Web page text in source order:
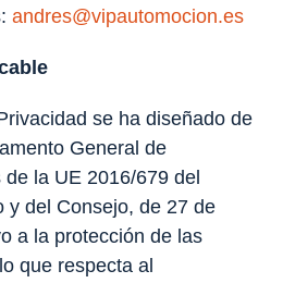
andres@vipautomocion.es
se ha diseñado de
General de
la UE 2016/679 del
y del Consejo, de 27 de
a la protección de las
que respecta al